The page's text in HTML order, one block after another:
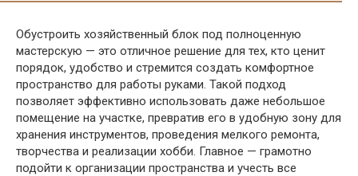
Обустроить хозяйственный блок под полноценную
мастерскую — это отличное решение для тех, кто ценит
порядок, удобство и стремится создать комфортное
пространство для работы руками. Такой подход
позволяет эффективно использовать даже небольшое
помещение на участке, превратив его в удобную зону для
хранения инструментов, проведения мелкого ремонта,
творчества и реализации хобби. Главное — грамотно
подойти к организации пространства и учесть все